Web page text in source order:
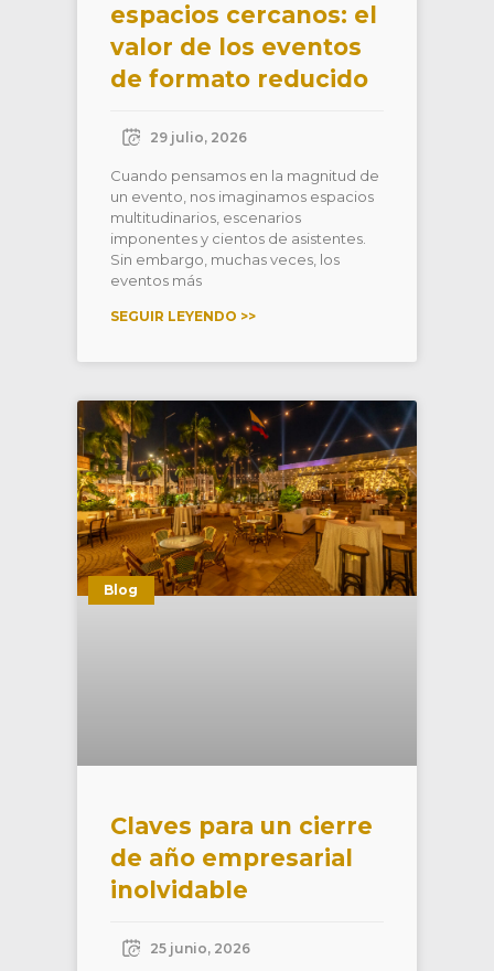
espacios cercanos: el
valor de los eventos
de formato reducido
29 julio, 2026
Cuando pensamos en la magnitud de
un evento, nos imaginamos espacios
multitudinarios, escenarios
imponentes y cientos de asistentes.
Sin embargo, muchas veces, los
eventos más
SEGUIR LEYENDO >>
Blog
Claves para un cierre
de año empresarial
inolvidable
25 junio, 2026